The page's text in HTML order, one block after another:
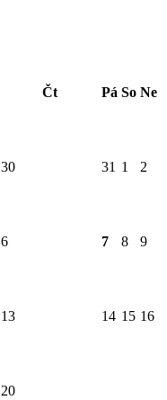
Čt Pá So Ne
30 31 1 2
6 7 8
9
13 14 15 16
20